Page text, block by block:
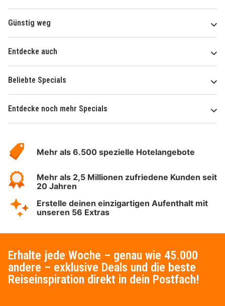
Günstig weg
Entdecke auch
Beliebte Specials
Entdecke noch mehr Specials
Hotelspecials
Mehr als 6.500 spezielle Hotelangebote
Mehr als 2,5 Millionen zufriedene Kunden seit
20 Jahren
Erstelle deinen einzigartigen Aufenthalt mit
unseren 56 Extras
Erhalte jede Woche – genau wie 45.000
andere – exklusive Deals und die beste
Reiseinspiration direkt in dein Postfach!